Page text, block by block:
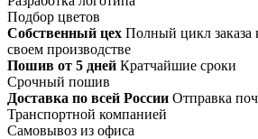
Подбор цветов
Собственный цех Полный цикл заказа
своем производстве
Пошив от 5 дней Кратчайшие сроки
Срочный пошив
Доставка по всей России Отправка
Транспортной компанией
Самовывоз из офиса